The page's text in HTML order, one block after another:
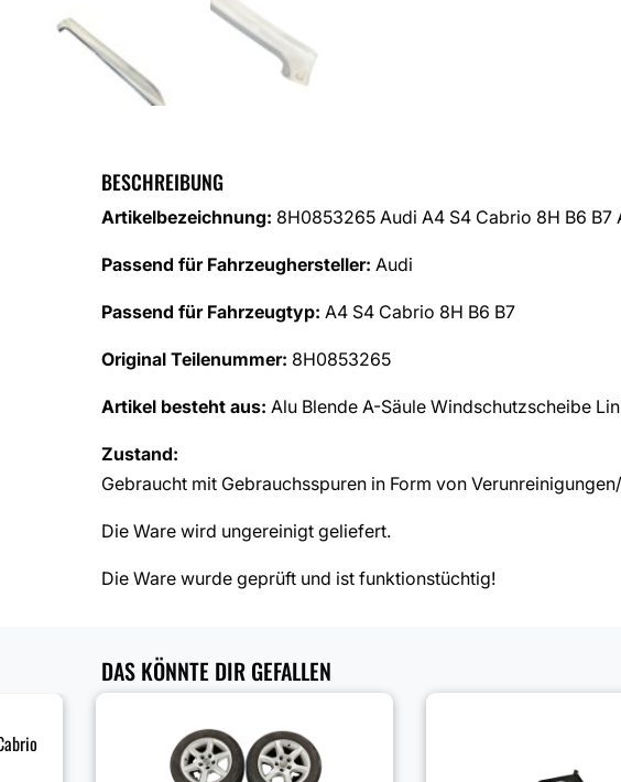
BESCHREIBUNG
Artikelbezeichnung: 8H0853265 Audi A4 S4 Cabrio 8H B6
Passend für Fahrzeughersteller: Audi
Passend für Fahrzeugtyp: A4 S4 Cabrio 8H B6 B7
Original Teilenummer: 8H0853265
Artikel besteht aus: Alu Blende A-Säule Windschutzscheibe
Zustand:
Gebraucht mit Gebrauchsspuren in Form von
Die Ware wird ungereinigt geliefert.
Die Ware wurde geprüft und ist funktionstüchtig!
DAS KÖNNTE DIR GEFALLEN